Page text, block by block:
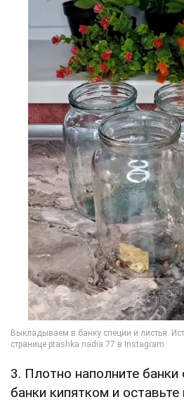
3. Плотно наполните банки
банки кипятком и